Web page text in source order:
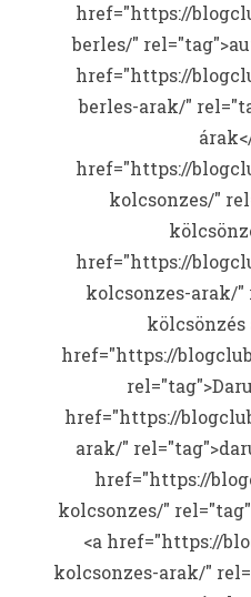
href="https://
berles/"
href="https://
berles-arak/"
href="https://
kolcsonzes/"
href="https://
kolcsonzes-arak/"
kölcsönzés
href="https://
href="https://
arak/"
href="https://
kolcsonzes/"
<a href="https://
kolcsonzes-arak/"